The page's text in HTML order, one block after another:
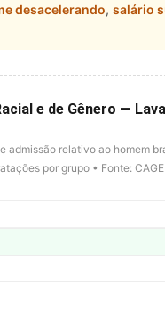
desacelerando, salário
e de Gênero —
admissão relativo ao homem
por grupo • Fonte: